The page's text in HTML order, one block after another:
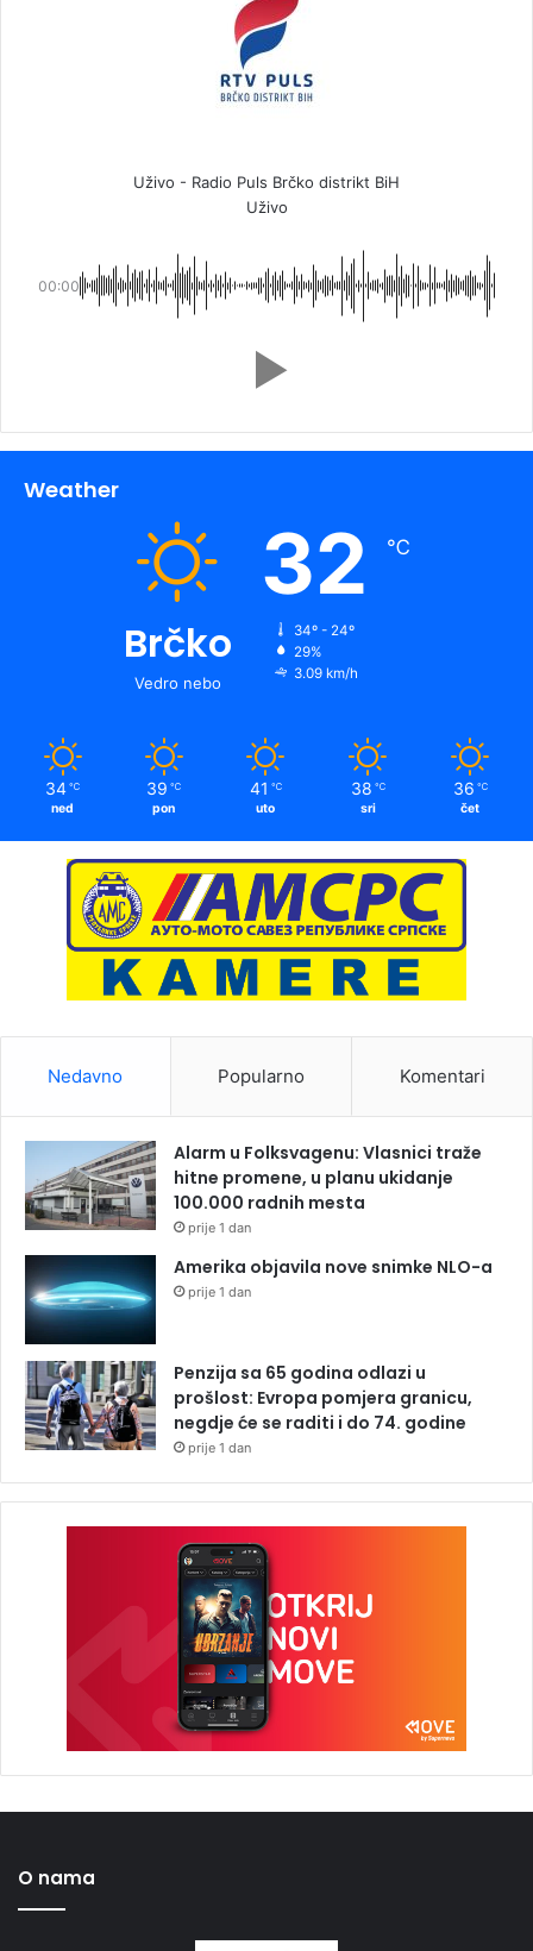
Uživo - Radio Puls Brčko distrikt BiH
Uživo
00:00
Weather
Brčko
Vedro nebo
32 ℃
34º - 24º
29%
3.09 km/h
34 ℃
ned
39 ℃
pon
41 ℃
uto
38 ℃
sri
36 ℃
čet
Nedavno Popularno Komentari
Alarm u Folksvagenu: Vlasnici traže
hitne promene, u planu ukidanje
100.000 radnih mesta
prije 1 dan
Amerika objavila nove snimke NLO-a
prije 1 dan
Penzija sa 65 godina odlazi u
prošlost: Evropa pomjera granicu,
negdje će se raditi i do 74. godine
prije 1 dan
O nama